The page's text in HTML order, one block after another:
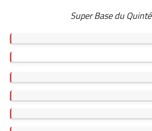
Super Base du Quinté